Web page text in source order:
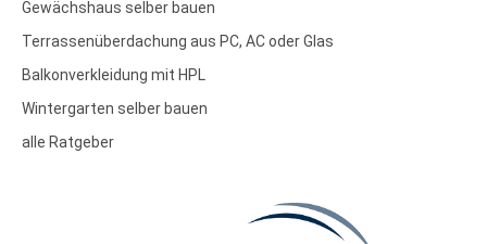
Gewächshaus selber bauen
Terrassenüberdachung aus PC, AC oder Glas
Balkonverkleidung mit HPL
Wintergarten selber bauen
alle Ratgeber